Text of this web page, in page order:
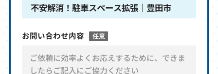
不安解消！駐車スペース拡張｜豊田市
お問い合わせ内容 任意